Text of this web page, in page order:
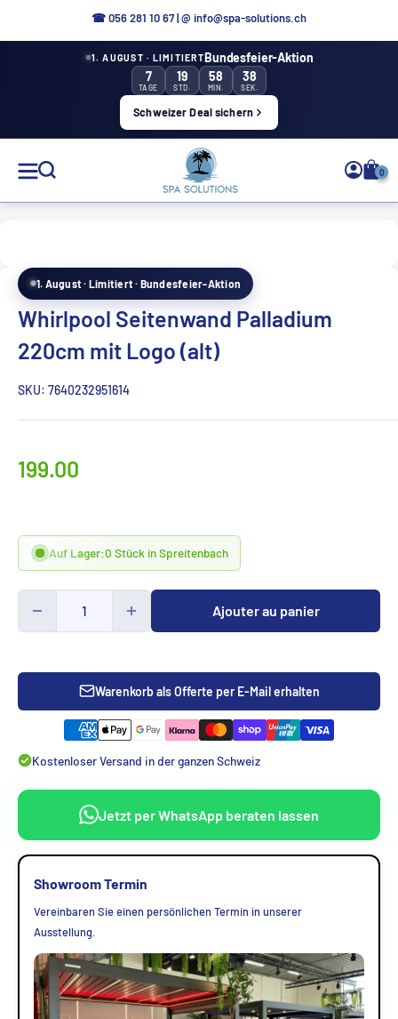
☎ 056 281 10 67|@ info@spa-solutions.ch
1. AUGUST · LIMITIERTBundesfeier-Aktion
7
TAGE
19
STD.
58
MIN.
37
SEK.
Schweizer Deal sichern
Solutions
de
0
1. August · Limitiert · Bundesfeier-Aktion
Whirlpool Seitenwand Palladium
220cm mit Logo (alt)
SKU: 7640232951614
Prix
199.00
Auf Lager:0 Stück in Spreitenbach
Ajouter au panier
Warenkorb als Offerte per E-Mail erhalten
Kostenloser Versand in der ganzen Schweiz
Jetzt per WhatsApp beraten lassen
Showroom Termin
Vereinbaren Sie einen persönlichen Termin in unserer
Ausstellung.